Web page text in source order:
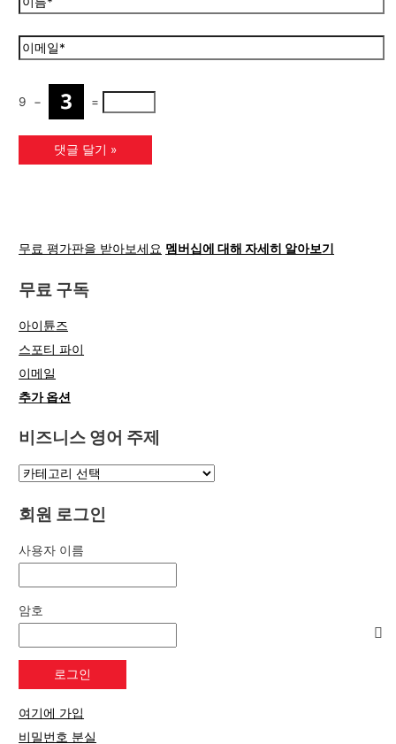
9 − =
무료 평가판을 받아보세요 멤버십에 대해 자세히 알아보기
무료 구독
아이튠즈
스포티 파이
이메일
추가 옵션
비즈니스 영어 주제
회원 로그인
사용자 이름
암호
여기에 가입
비밀번호 분실